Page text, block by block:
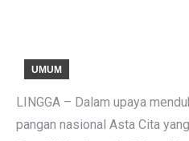
UMUM
LINGGA – Dalam upaya
pangan nasional Asta Cita